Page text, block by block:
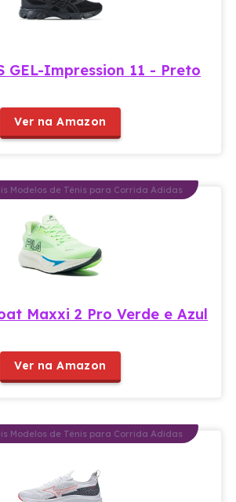
GEL-Impression 11 - Preto
Ver na Amazon
Modelos de Tênis para Corrida Adidas
Maxxi 2 Pro Verde e Azul
Ver na Amazon
Modelos de Tênis para Corrida Adidas